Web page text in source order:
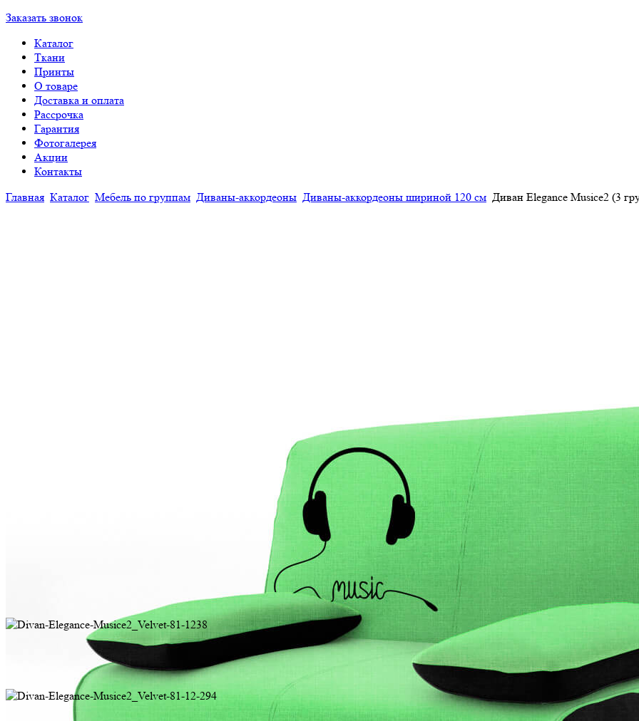
Заказать звонок
Каталог
Ткани
Принты
О товаре
Доставка и оплата
Рассрочка
Гарантия
Фотогалерея
Акции
Контакты
Главная Каталог Мебель по группам Диваны-аккордеоны Диваны-аккордеоны шириной 120 см Диван Elegance Musice2 (3